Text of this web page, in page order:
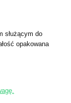
służącym do
opakowana